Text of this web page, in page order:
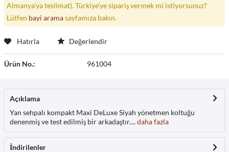
Almanya'ya teslimat). Türkiye'ye sipariş vermek mi istiyorsunuz?
Lütfen bayi aramasayfamıza bakın.
Hatırla Değerlendir
Ürün No.: 961004
Açıklama
Yan sehpalı kompakt Maxi DeLuxe Siyah yönetmen koltuğu
denenmiş ve test edilmiş bir arkadaştır....daha fazla
İndirilenler